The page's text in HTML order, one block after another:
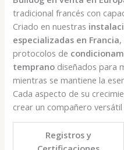
tradicional francés con
Criado en nuestras
especializadas en Francia
protocolos de
temprano diseñados para
mientras se mantiene la
Cada aspecto de su
crear un compañero
Registros y